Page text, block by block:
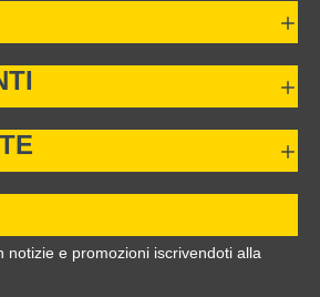
notizie e promozioni iscrivendoti alla